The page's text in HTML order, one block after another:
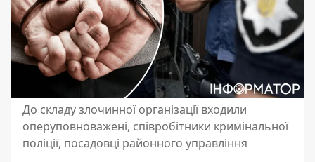
До складу злочинної організації входили
оперуповноважені, співробітники кримінальної
поліції, посадовці районного управління